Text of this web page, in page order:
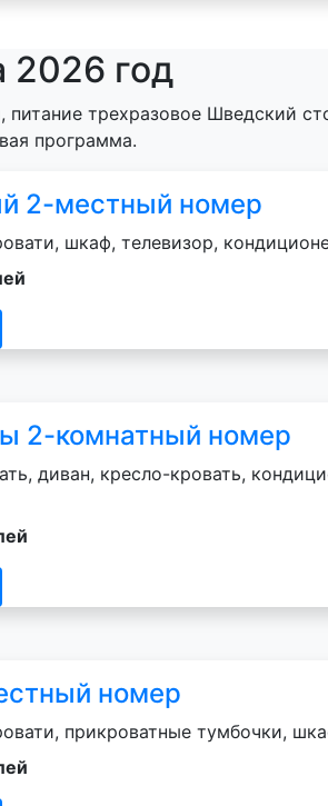
2026 год
трехразовое Шведский
программа.
2-местный номер
шкаф, телевизор,
2-комнатный номер
диван, кресло-кровать,
номер
прикроватные тумбочки,